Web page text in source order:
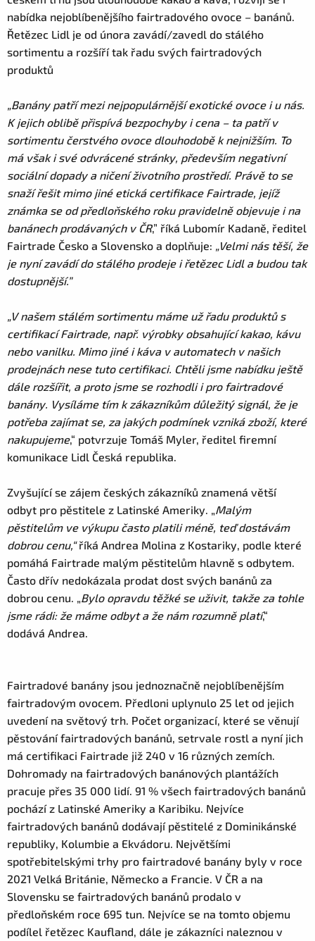
nabídka nejoblíbenějšího fairtradového ovoce – banánů.
Řetězec Lidl je od února zavádí/zavedl do stálého
sortimentu a rozšíří tak řadu svých fairtradových
produktů
„Banány patří mezi nejpopulárnější exotické ovoce i u nás.
K jejich oblibě přispívá bezpochyby i cena – ta patří v
sortimentu čerstvého ovoce dlouhodobě k nejnižším. To
má však i své odvrácené stránky, především negativní
sociální dopady a ničení životního prostředí. Právě to se
snaží řešit mimo jiné etická certifikace Fairtrade, jejíž
známka se od předloňského roku pravidelně objevuje i na
banánech prodávaných v ČR,” říká Lubomír Kadaně, ředitel
Fairtrade Česko a Slovensko a doplňuje: „Velmi nás těší, že
je nyní zavádí do stálého prodeje i řetězec Lidl a budou tak
dostupnější.”
„V našem stálém sortimentu máme už řadu produktů s
certifikací Fairtrade, např. výrobky obsahující kakao, kávu
nebo vanilku. Mimo jiné i káva v automatech v našich
prodejnách nese tuto certifikaci. Chtěli jsme nabídku ještě
dále rozšířit, a proto jsme se rozhodli i pro fairtradové
banány. Vysíláme tím k zákazníkům důležitý signál, že je
potřeba zajímat se, za jakých podmínek vzniká zboží, které
nakupujeme,“ potvrzuje Tomáš Myler, ředitel firemní
komunikace Lidl Česká republika.
Zvyšující se zájem českých zákazníků znamená větší
odbyt pro pěstitele z Latinské Ameriky. „Malým
pěstitelům ve výkupu často platili méně, teď dostávám
dobrou cenu,“říká Andrea Molina z Kostariky, podle které
pomáhá Fairtrade malým pěstitelům hlavně s odbytem.
Často dřív nedokázala prodat dost svých banánů za
dobrou cenu. „Bylo opravdu těžké se uživit, takže za tohle
jsme rádi: že máme odbyt a že nám rozumně platí,“
dodává Andrea.
Fairtradové banány jsou jednoznačně nejoblíbenějším
fairtradovým ovocem. Předloni uplynulo 25 let od jejich
uvedení na světový trh. Počet organizací, které se věnují
pěstování fairtradových banánů, setrvale rostl a nyní jich
má certifikaci Fairtrade již 240 v 16 různých zemích.
Dohromady na fairtradových banánových plantážích
pracuje přes 35 000 lidí. 91 % všech fairtradových banánů
pochází z Latinské Ameriky a Karibiku. Nejvíce
fairtradových banánů dodávají pěstitelé z Dominikánské
republiky, Kolumbie a Ekvádoru. Největšími
spotřebitelskými trhy pro fairtradové banány byly v roce
2021 Velká Británie, Německo a Francie. V ČR a na
Slovensku se fairtradových banánů prodalo v
předloňském roce 695 tun. Nejvíce se na tomto objemu
podílel řetězec Kaufland, dále je zákazníci naleznou v